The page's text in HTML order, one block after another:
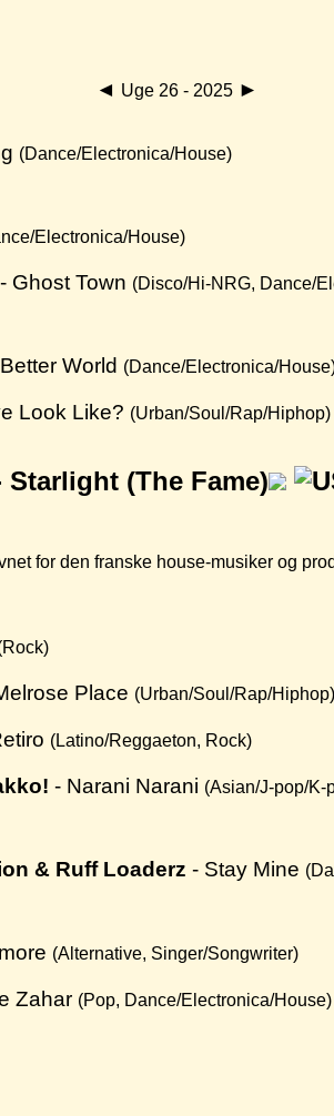
◄ Uge 26 - 2025 ►
(Dance/Electronica/House)
Electronica/House)
- Ghost Town (Disco/Hi-NRG, Dance/
World (Dance/Electronica/
Look Like? (Urban/Soul/Rap/Hiphop)
Starlight (The Fame)
for den franske house-musiker og
Place (Urban/Soul/Rap/Hiphop)
(Latino/Reggaeton, Rock)
- Narani Narani (Asian/J-pop/K-
& Ruff Loaderz - Stay Mine
(Alternative, Singer/Songwriter)
Zahar (Pop, Dance/Electronica/House)